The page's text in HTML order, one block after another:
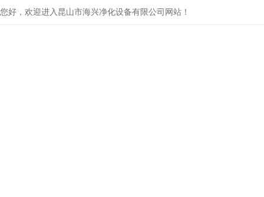
您好，欢迎进入昆山市海兴净化设备有限公司网站！